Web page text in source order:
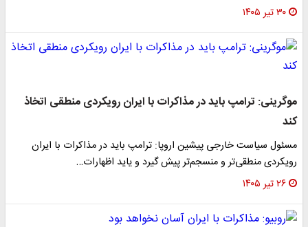
۳۰ تیر ۱۴۰۵
موگرینی: ترامپ باید در مذاکرات با ایران رویکردی منطقی اتخاذ
کند
مسئول سیاست خارجی پیشین اروپا: ترامپ باید در مذاکرات با ایران
رویکردی منطقی‌تر و منسجم‌تر پیش گیرد و یاید اظهارات…
۲۶ تیر ۱۴۰۵